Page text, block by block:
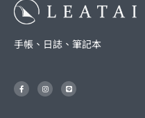
手帳、日誌、筆記本
F
a
c
I
n
s
L
i
n